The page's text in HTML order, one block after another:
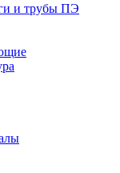
и трубы ПЭ